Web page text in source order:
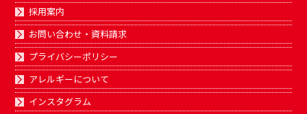
採用案内
お問い合わせ・資料請求
プライバシーポリシー
アレルギーについて
インスタグラム